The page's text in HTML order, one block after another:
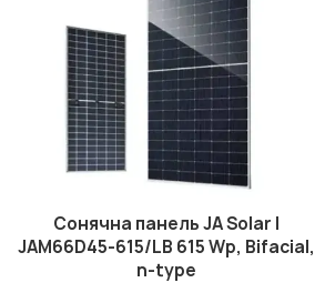
ДОДАТИ В КОШИК
Сонячна панель JA Solar |
JAM66D45-615/LB 615 Wp, Bifacial,
n-type